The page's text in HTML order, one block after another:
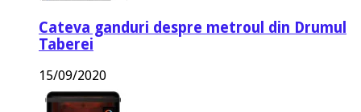
Cateva ganduri despre metroul din Drumul
Taberei
15/09/2020